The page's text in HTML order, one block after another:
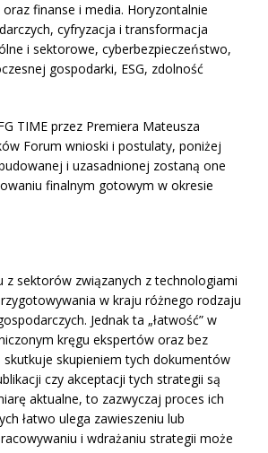
finanse i media. Horyzontalnie
cyfryzacja i transformacja
i sektorowe, cyberbezpieczeństwo,
gospodarki, ESG, zdolność
TIME przez Premiera Mateusza
Forum wnioski i postulaty, poniżej
i uzasadnionej zostaną one
finalnym gotowym w okresie
z sektorów związanych z technologiami
w kraju różnego rodzaju
Jednak ta „łatwość” w
kręgu ekspertów oraz bez
skupieniem tych dokumentów
czy akceptacji tych strategii są
aktualne, to zazwyczaj proces ich
łatwo ulega zawieszeniu lub
i wdrażaniu strategii może